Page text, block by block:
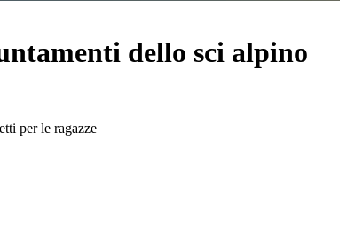
dello sci alpino
per le ragazze